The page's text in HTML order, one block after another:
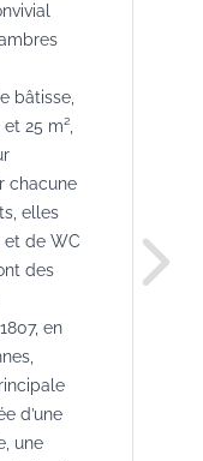
bâtisse,
25 m²,
chacune
elles
et de WC
des
en
d’une
une